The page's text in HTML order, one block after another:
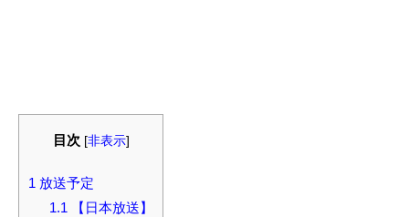
目次 [非表示]
1 放送予定
1.1 【日本放送】